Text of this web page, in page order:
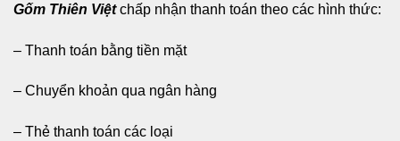
Gốm Thiên Việtchấp nhận thanh toán theo các hình thức:
– Thanh toán bằng tiền mặt
– Chuyển khoản qua ngân hàng
– Thẻ thanh toán các loại